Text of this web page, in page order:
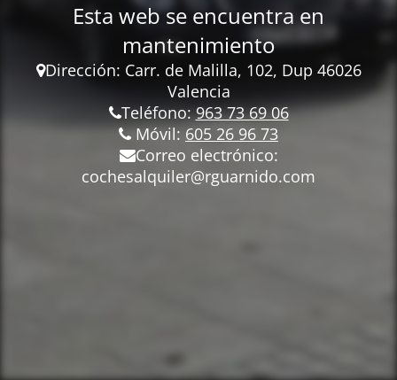
Esta web se encuentra en
mantenimiento
Dirección: Carr. de Malilla, 102, Dup 46026
Valencia
Teléfono:963 73 69 06
Móvil: 605 26 96 73
Correo electrónico:
cochesalquiler@rguarnido.com